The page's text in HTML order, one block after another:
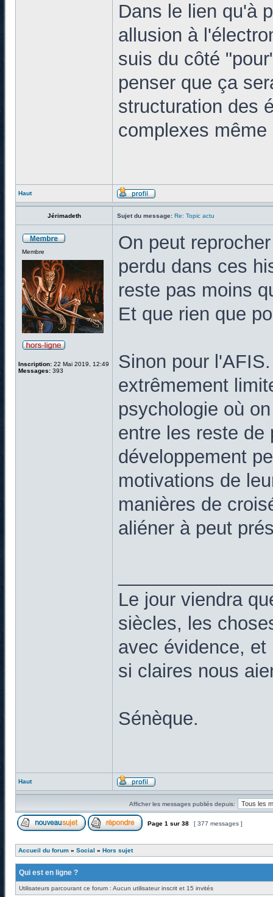
Dans le lien qu'à
allusion à
suis du côté
penser que ça
structuration des
complexes
Haut
Jérimadeth Sujet du message: Re: Topic actu
Membre
Inscription: 22 Mai 2019, 12:49
Messages: 393
On peut
perdu dans ces
reste pas moins
Et que rien que
Sinon pour
extrêmement
psychologie où
entre les reste de
développement
motivations de
manières de
aliéner à peut
Le jour viendra
siècles, les
avec évidence,
si claires nous
Sénèque.
Haut
Afficher les messages publiés depuis:
Page 1 sur 38 [ 377 messages ]
Accueil du forum » Social » Hors sujet
Qui est en ligne ?
Utilisateurs parcourant ce forum : Aucun utilisateur inscrit et 15 invités